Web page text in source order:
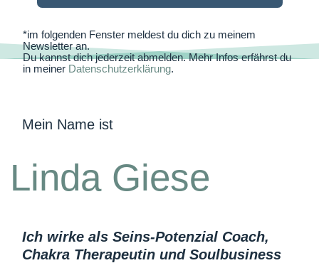
*im folgenden Fenster meldest du dich zu meinem
Newsletter an.
Du kannst dich jederzeit abmelden. Mehr Infos erfährst du
in meiner Datenschutzerklärung.
Mein Name ist
Linda Giese
Ich wirke als Seins-Potenzial Coach,
Chakra Therapeutin und Soulbusiness